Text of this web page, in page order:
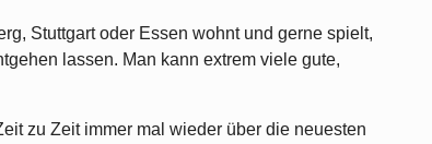
Stuttgart oder Essen wohnt und gerne spielt,
lassen. Man kann extrem viele gute,
zu Zeit immer mal wieder über die neuesten